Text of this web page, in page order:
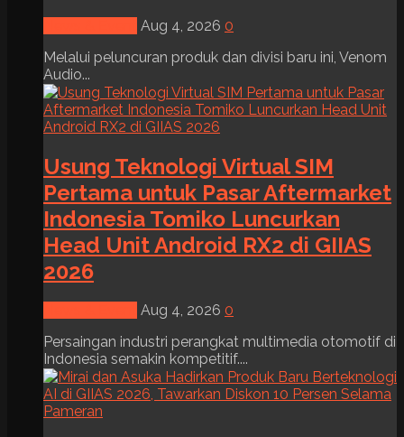
Aug 4, 2026 0
Melalui peluncuran produk dan divisi baru ini, Venom
Audio...
Usung Teknologi Virtual SIM
Pertama untuk Pasar Aftermarket
Indonesia Tomiko Luncurkan
Head Unit Android RX2 di GIIAS
2026
Aug 4, 2026 0
Persaingan industri perangkat multimedia otomotif di
Indonesia semakin kompetitif....